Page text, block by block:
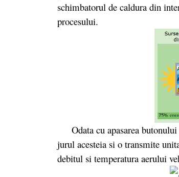
schimbatorul de caldura din
procesului.
Odata cu apasarea butonului
jurul acesteia si o transmite
debitul si temperatura aerului